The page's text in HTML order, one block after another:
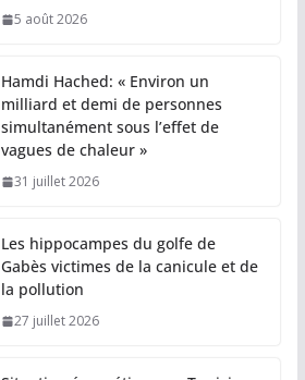
5 août 2026
Hamdi Hached: « Environ un
milliard et demi de personnes
simultanément sous l’effet de
vagues de chaleur »
31 juillet 2026
Les hippocampes du golfe de
Gabès victimes de la canicule et de
la pollution
27 juillet 2026